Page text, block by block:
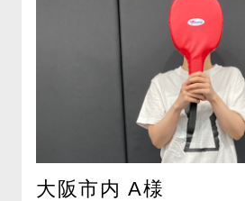
大阪市内 A様